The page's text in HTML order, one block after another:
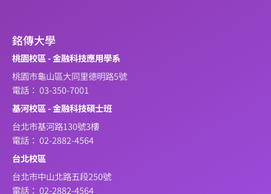
銘傳大學
桃園校區 - 金融科技應用學系
桃園市龜山區大同里德明路5號
電話： 03-350-7001
基河校區 - 金融科技碩士班
台北市基河路130號3樓
電話： 02-2882-4564
台北校區
台北市中山北路五段250號
電話： 02-2882-4564